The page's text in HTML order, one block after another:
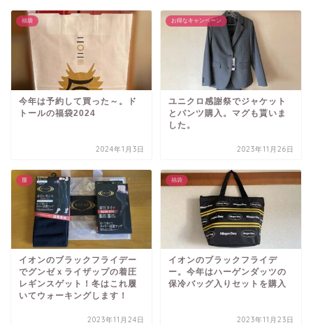
福袋
今年は予約して買った～。ド
トールの福袋2024
2024年1月3日
お得なキャンペーン
ユニクロ感謝祭でジャケット
とパンツ購入。マグも貰いま
した。
2023年11月26日
服
イオンのブラックフライデー
でグンゼｘライザップの着圧
レギンスゲット！冬はこれ履
いてウォーキングします！
2023年11月24日
福袋
イオンのブラックフライデ
ー。今年はハーゲンダッツの
保冷バッグ入りセットを購入
2023年11月23日